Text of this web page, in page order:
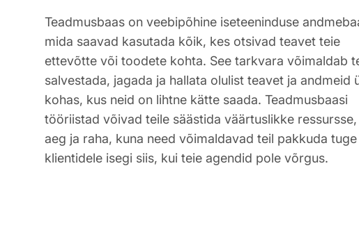
Teadmusbaas on veebipõhine iseteeninduse
mida saavad kasutada kõik, kes otsivad teavet teie
ettevõtte või toodete kohta. See tarkvara võimaldab
salvestada, jagada ja hallata olulist teavet ja andmeid
kohas, kus neid on lihtne kätte saada. Teadmusbaasi
tööriistad võivad teile säästida väärtuslikke
aeg ja raha, kuna need võimaldavad teil pakkuda
klientidele isegi siis, kui teie agendid pole võrgus.